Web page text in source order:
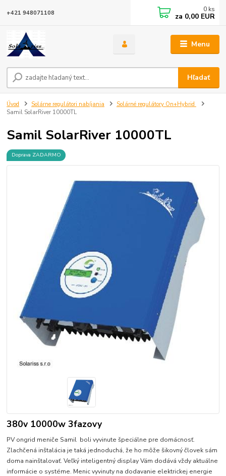
Menu
Hľadať
+421 948071108 0 ks
za 0,00 EUR
Úvod Solárne regulátori nabíjania
Solárné regulátory On+Hybrid
Samil SolarRiver 10000TL
Samil SolarRiver 10000TL
Doprava ZADARMO
380v 10000w 3fazovy
PV ongrid meniče Samil boli vyvinute špeciálne pre domácnosť.
Zlachčená inštalácia je taká jednoduchá, že ho môže šikovný človek sám
doma nainštalovať. Veľký inteligentný display Vám dodává vždy aktuálne
informácie o systéme. Menic vyvinuty na dodavanie elektrickej energie